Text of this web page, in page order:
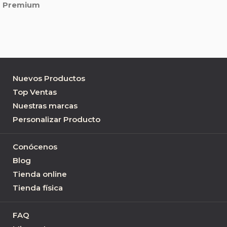
Premium
Nuevos Productos
Top Ventas
Nuestras marcas
Personalizar Producto
Conócenos
Blog
Tienda online
Tienda física
FAQ